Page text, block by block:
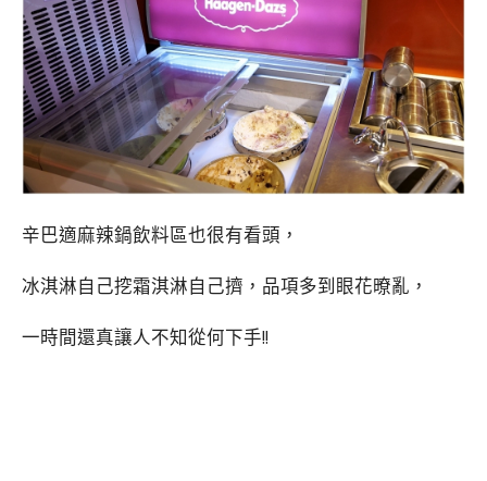
辛巴適麻辣鍋飲料區也很有看頭，
冰淇淋自己挖霜淇淋自己擠，品項多到眼花暸亂，
一時間還真讓人不知從何下手!!